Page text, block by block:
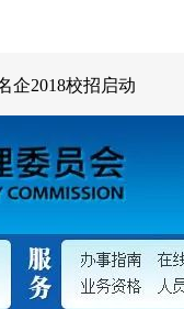
企2018校招启动